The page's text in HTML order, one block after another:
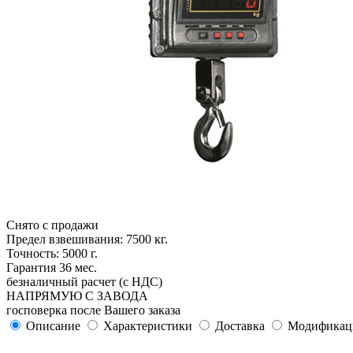
Снято с продажи
Предел взвешивания: 7500 кг.
Точность: 5000 г.
Гарантия 36 мес.
безналичный расчет (с НДС)
НАПРЯМУЮ С ЗАВОДА
госповерка после Вашего заказа
Описание
Характеристики Доставка